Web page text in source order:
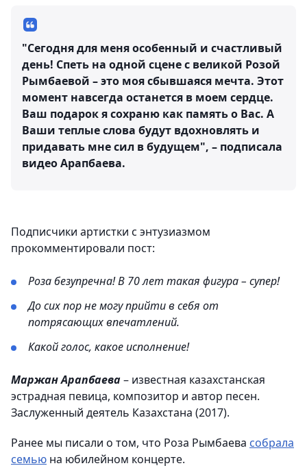
"Сегодня для меня особенный и счастливый
день! Спеть на одной сцене с великой Розой
Рымбаевой – это моя сбывшаяся мечта. Этот
момент навсегда останется в моем сердце.
Ваш подарок я сохраню как память о Вас. А
Ваши теплые слова будут вдохновлять и
придавать мне сил в будущем", – подписала
видео Арапбаева.
Подписчики артистки с энтузиазмом
прокомментировали пост:
Роза безупречна! В 70 лет такая фигура – супер!
До сих пор не могу прийти в себя от
потрясающих впечатлений.
Какой голос, какое исполнение!
Маржан Арапбаева– известная казахстанская
эстрадная певица, композитор и автор песен.
Заслуженный деятель Казахстана (2017).
Ранее мы писали о том, что Роза Рымбаева собрала
семью на юбилейном концерте.